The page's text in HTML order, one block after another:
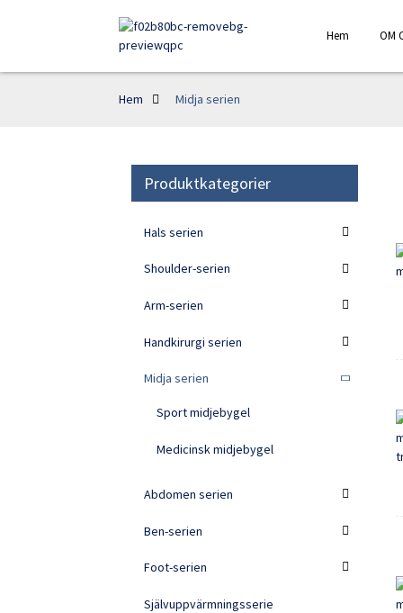
Hem OM
Hem Midja serien
Produktkategorier
Hals serien
Shoulder-serien
Arm-serien
Handkirurgi serien
Midja serien
Sport midjebygel
Medicinsk midjebygel
Abdomen serien
Ben-serien
Foot-serien
Självuppvärmningsserie